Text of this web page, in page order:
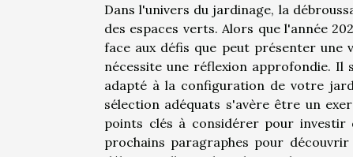
Dans l'univers du jardinage, la
des espaces verts. Alors que l'année
face aux défis que peut présenter
nécessite une réflexion approfondie.
adapté à la configuration de votre
sélection adéquats s'avère être un
points clés à considérer pour investir
prochains paragraphes pour